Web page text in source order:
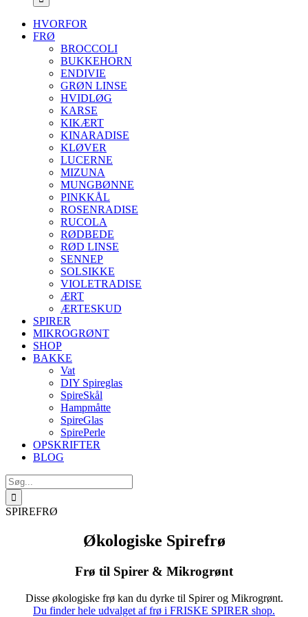
HVORFOR
FRØ
BROCCOLI
BUKKEHORN
ENDIVIE
GRØN LINSE
HVIDLØG
KARSE
KIKÆRT
KINARADISE
KLØVER
LUCERNE
MIZUNA
MUNGBØNNE
PINKKÅL
ROSENRADISE
RUCOLA
RØDBEDE
RØD LINSE
SENNEP
SOLSIKKE
VIOLETRADISE
ÆRT
ÆRTESKUD
SPIRER
MIKROGRØNT
SHOP
BAKKE
Vat
DIY Spireglas
SpireSkål
Hampmåtte
SpireGlas
SpirePerle
OPSKRIFTER
BLOG
Søg
efter:
SPIREFRØ
Økologiske Spirefrø
Frø til Spirer & Mikrogrønt
Disse økologiske frø kan du dyrke til Spirer og Mikrogrønt.
Du finder hele udvalget af frø i FRISKE SPIRER shop.